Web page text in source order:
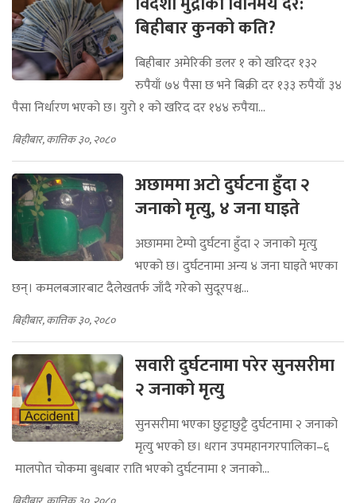
बिहीबार कुनको कति?
बिहीबार अमेरिकी डलर १ को खरिदर १३२
रुपैयाँ ७४ पैसा छ भने बिक्री दर १३३ रुपैयाँ ३४
पैसा निर्धारण भएको छ। युरो १ को खरिद दर १४४ रुपैया...
बिहीबार, कात्तिक ३०, २०८०
अछाममा अटो दुर्घटना हुँदा २
जनाको मृत्यु, ४ जना घाइते
अछाममा टेम्पो दुर्घटना हुँदा २ जनाको मृत्यु
भएको छ। दुर्घटनामा अन्य ४ जना घाइते भएका
छन्। कमलबजारबाट दैलेखतर्फ जाँदै गरेको सुदूरपश्च...
बिहीबार, कात्तिक ३०, २०८०
सवारी दुर्घटनामा परेर सुनसरीमा
२ जनाको मृत्यु
सुनसरीमा भएका छुट्टाछुट्टै दुर्घटनामा २ जनाको
मृत्यु भएको छ। धरान उपमहानगरपालिका–६
मालपोत चोकमा बुधबार राति भएको दुर्घटनामा १ जनाको...